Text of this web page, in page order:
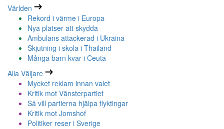
Världen
Rekord i värme i Europa
Nya platser att skydda
Ambulans attackerad i Ukraina
Skjutning i skola i Thailand
Många barn kvar i Ceuta
Alla Väljare
Mycket reklam innan valet
Kritik mot Vänsterpartiet
Så vill partierna hjälpa flyktingar
Kritik mot Jomshof
Politiker reser i Sverige